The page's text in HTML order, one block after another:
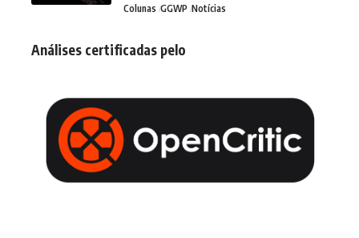
Colunas GGWP Notícias
Análises certificadas pelo